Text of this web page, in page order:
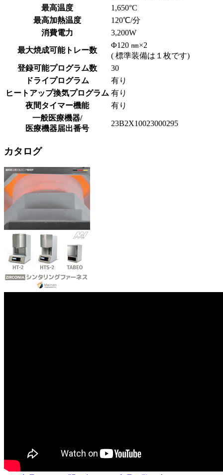
最高温度
1,650°C
最高加熱温度
120℃/分
消費電力
3,200W
最大焼成可能トレー数
Φ120 ㎜×2
( 標準装備は１枚です)
登録可能プログラム数
30
ドライプログラム
有り
ヒートアップ換気プログラム 有り
夜間タイマー機能
有り
一般医療機器/
医療機器届出番号
23B2X10023000295
カタログ